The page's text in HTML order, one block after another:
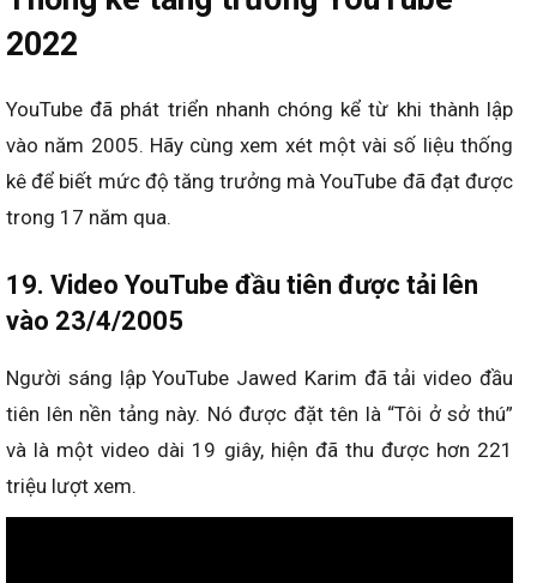
2022
YouTube đã phát triển nhanh chóng kể từ khi thành lập
vào năm 2005. Hãy cùng xem xét một vài số liệu thống
kê để biết mức độ tăng trưởng mà YouTube đã đạt được
trong 17 năm qua.
19. Video YouTube đầu tiên được tải lên
vào 23/4/2005
Người sáng lập YouTube Jawed Karim đã tải video đầu
tiên lên nền tảng này. Nó được đặt tên là “Tôi ở sở thú”
và là một video dài 19 giây, hiện đã thu được hơn 221
triệu lượt xem.